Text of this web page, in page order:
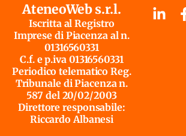
AteneoWeb s.r.l.
Iscritta al Registro
Imprese di Piacenza al n.
01316560331
C.f. e p.iva 01316560331
Periodico telematico Reg.
Tribunale di Piacenza n.
587 del 20/02/2003
Direttore responsabile:
Riccardo Albanesi